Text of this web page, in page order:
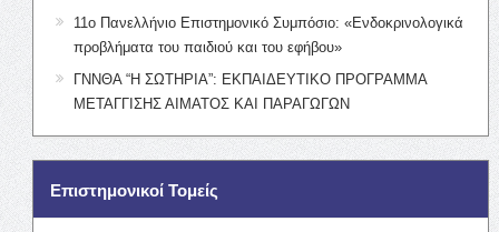
11ο Πανελλήνιο Επιστημονικό Συμπόσιο: «Ενδοκρινολογικά
προβλήματα του παιδιού και του εφήβου»
ΓΝΝΘΑ “Η ΣΩΤΗΡΙΑ”: ΕΚΠΑΙΔΕΥΤΙΚΟ ΠΡΟΓΡΑΜΜΑ
ΜΕΤΑΓΓΙΣΗΣ ΑΙΜΑΤΟΣ ΚΑΙ ΠΑΡΑΓΩΓΩΝ
Επιστημονικοί Τομείς